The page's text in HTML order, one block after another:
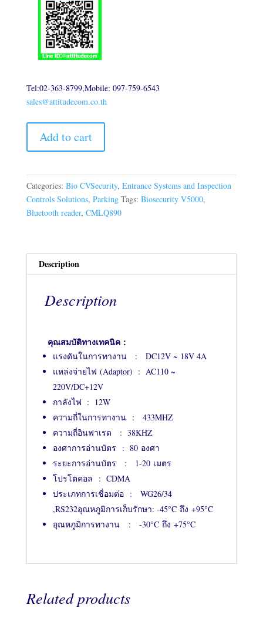
Tel:02-363-8799,Mobile: 097-759-6543
sales@attitudecom.co.th
Add to cart
Categories: Bio CVSecurity, Entrance Systems and Inspection
Controls Solutions, Parking Tags: Biosecurity V5000,
Bluetooth reader, CMLQ890
Description
Description
คุณสมบัติทางเทคนิค：
แรงดันในการทางาน : DC12V ~ 18V 4A
แหล่งจ่ายไฟ (Adaptor) : AC110 ~
220V/DC+12V
กาลังไฟ : 12W
ความถี่ในการทางาน : 433MHZ
ความถี่อินฟาเรด : 38KHZ
องศาการอ่านบัตร : 80 องศา
ระยะการอ่านบัตร : 1-20 เมตร
โปรโตคอล : CDMA
ประเภทการเชื่อมต่อ : WG26/34
,RS232อุณหภูมิการเก็บรักษา: -45°C ถึง +95°C
อุณหภูมิการทางาน : -30°C ถึง +75°C
Related products